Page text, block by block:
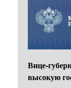
Вице-
высокую